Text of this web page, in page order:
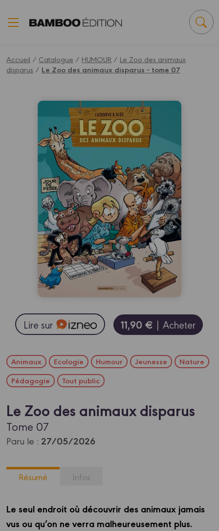
Accueil / Catalogue / HUMOUR / Le Zoo des animaux
disparus / Le Zoo des animaux disparus - tome 07
Lire sur 11,90 € | Acheter
Animaux Ecologie Humour Jeunesse
Nature
Pédagogie
Tout public
Le Zoo des animaux disparus
Tome 07
Paru le : 27/05/2026
Résumé Infos
Le seul endroit où découvrir des animaux jamais
vus ou qu’on ne verra malheureusement plus.